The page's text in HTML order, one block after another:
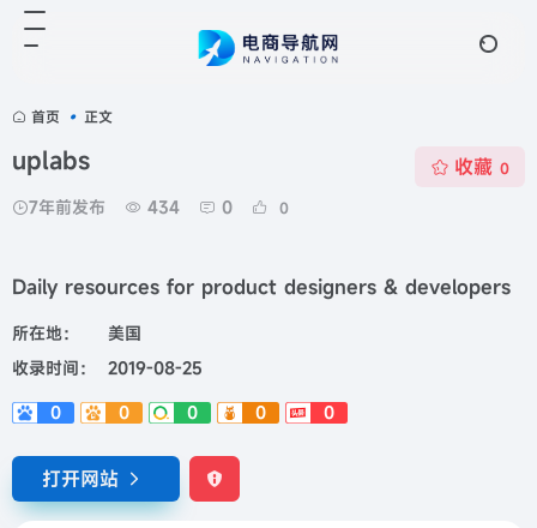
首页 • 正文
uplabs
7年前发布 434 0 0
收藏 0
Daily resources for product designers & developers
所在地：
美国
收录时间：
2019-08-25
0
0 0 0 0
打开网站